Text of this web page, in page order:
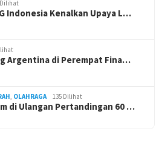
Indonesia Kenalkan Upaya L…
Argentina di Perempat Fina…
, OLAHRAGA 135 Dilihat
di Ulangan Pertandingan 60 …